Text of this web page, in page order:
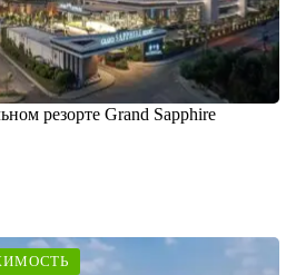
резорте Grand Sapphire